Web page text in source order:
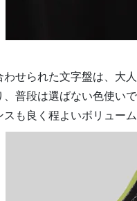
わせられた文字盤は、大
普段は選ばない色使い
も良く程よいボリューム